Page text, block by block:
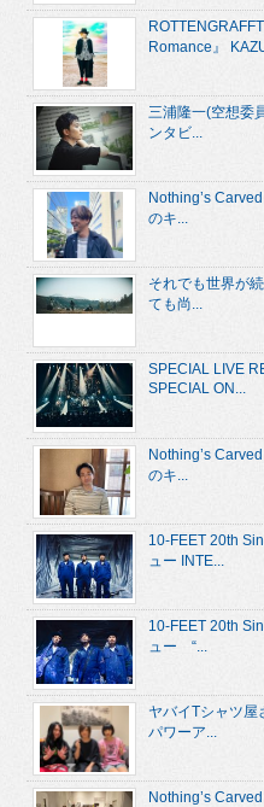
Romance』
三浦隆一(空想委
ンタビ...
Nothing’s
のキ...
それでも世界が
ても尚...
SPECIAL LIVE
SPECIAL ON...
Nothing’s
のキ...
10-FEET 20th
ュー INTE...
10-FEET 20th
ュー “...
ヤバイTシャツ屋
パワーア...
Nothing’s